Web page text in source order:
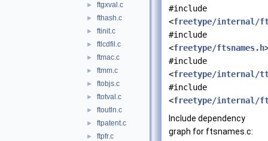
► ftgxval.c
► fthash.c
► ftinit.c
► ftlcdfil.c
► ftmac.c
► ftmm.c
► ftobjs.c
► ftotval.c
► ftoutln.c
► ftpatent.c
► ftpfr.c
#include
<freetype/internal/
#include
<freetype/ftsnames.h
#include
<freetype/internal/
#include
<freetype/internal/
Include dependency
graph for ftsnames.c: